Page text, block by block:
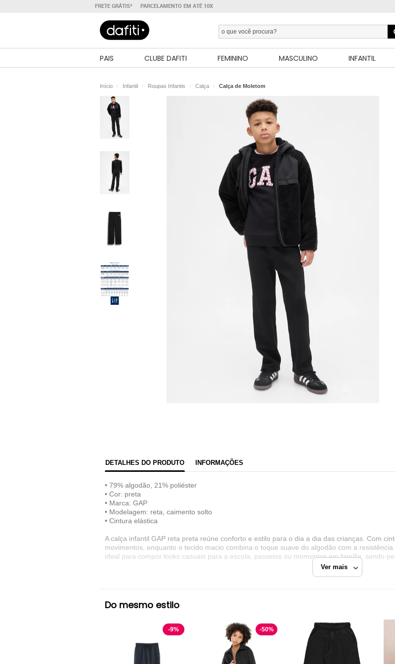
FRETE GRÁTIS* PARCELAMENTO EM ATÉ 10X
PAIS CLUBE DAFITI FEMININO MASCULINO INFANTIL
Início Infantil Roupas Infantis Calça Calça de Moletom
Dafiti
DETALHES DO PRODUTO INFORMAÇÕES
Ver mais
• 79% algodão, 21% poliéster
• Cor: preta
• Marca: GAP
• Modelagem: reta, caimento solto
• Cintura elástica
A calça infantil GAP reta preta reúne conforto e estilo para o dia a dia das crianças. Com
movimentos, enquanto o tecido macio combina o toque suave do algodão com a
ideal para compor looks casuais para a escola, passeios ou momentos em família, sendo
Calça de Moletom GAP
Do mesmo estilo
-9% -50%